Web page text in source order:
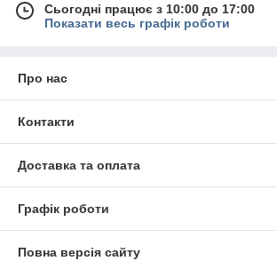
Сьогодні працює з 10:00 до 17:00
Показати весь графік роботи
Про нас
Контакти
Доставка та оплата
Графік роботи
Повна версія сайту